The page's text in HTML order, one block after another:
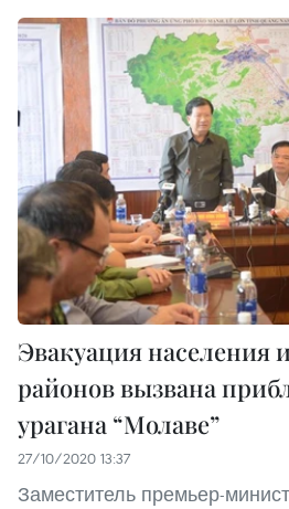
Эвакуация населения
районов вызвана
урагана “Молаве”
27/10/2020 13:37
Заместитель премьер-